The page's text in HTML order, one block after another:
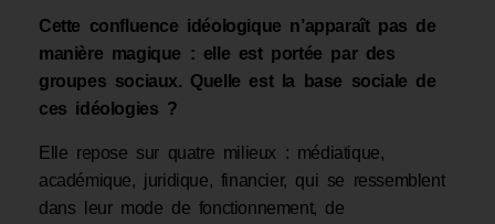
Cette confluence idéologique n’apparaît pas de
manière magique : elle est portée par des
groupes sociaux. Quelle est la base sociale de
ces idéologies ?
Elle repose sur quatre milieux : médiatique,
académique, juridique, financier, qui se ressemblent
dans leur mode de fonctionnement, de